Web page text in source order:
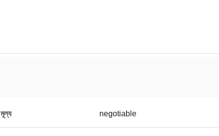
মূল্য negotiable